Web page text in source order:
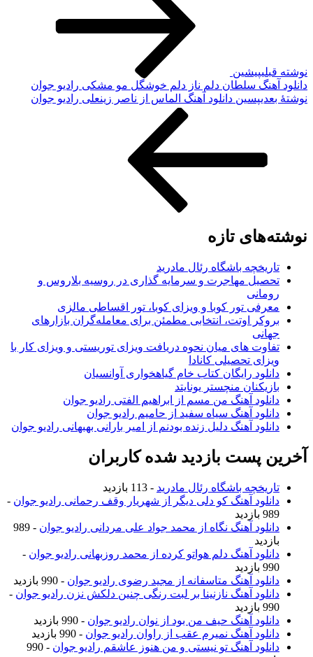
نوشته قبلیپیشین
دانلود آهنگ سلطان دلم ناز دلم خوشگل مو مشکی رادیو جوان
نوشته‌ٔ بعدیپسین دانلود آهنگ الماس از ناصر زینعلی رادیو جوان
نوشته‌های تازه
تاریخچه باشگاه رئال مادرید
تحصیل مهاجرت و سرمایه گذاری در روسیه بلاروس و
رومانی
معرفی تور کوبا و ویزای کوبا، تور اقساطی مالزی
بروکر اوتت، انتخابی مطمئن برای معامله‌گران بازارهای
جهانی
تفاوت های میان نحوه دریافت ویزای توریستی و ویزای کار با
ویزای تحصیلی کانادا
دانلود رایگان کتاب خام گیاهخواری آوانسیان
بازیکنان منچستر یونایتد
دانلود آهنگ من مسم از ابراهیم الفتی رادیو جوان
دانلود آهنگ سیاه سفید از حامیم رادیو جوان
دانلود آهنگ دلیل زنده بودنم از امیر بارانی بهبهانی رادیو جوان
آخرین پست بازدید شده کاربران
تاریخچه باشگاه رئال مادرید - 113 بازدید
دانلود آهنگ کو دلی دیگر از شهریار وقف رحمانی رادیو جوان -
989 بازدید
دانلود آهنگ نگاه از محمد جواد علی مردانی رادیو جوان
- 989
بازدید
دانلود آهنگ دلم هواتو کرده از محمد روزبهانی رادیو جوان -
990 بازدید
دانلود آهنگ متاسفانه از مجید رضوی رادیو جوان - 990 بازدید
دانلود آهنگ نازنینا بر لبت رنگی چنین دلکش نزن رادیو جوان -
990 بازدید
دانلود آهنگ حیف من بود از نوان رادیو جوان - 990 بازدید
دانلود آهنگ نمیرم عقب از راوان رادیو جوان - 990 بازدید
دانلود آهنگ تو نیستی و من هنوز عاشقم رادیو جوان
- 990